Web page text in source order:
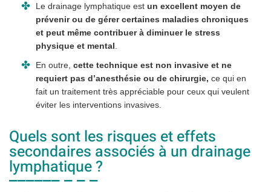
Le drainage lymphatique est un excellent moyen de
prévenir ou de gérer certaines maladies chroniques
et peut même contribuer à diminuer le stress
physique et mental
En outre, cette technique est non invasive et ne
requiert pas d’anesthésie ou de chirurgie, ce qui en
fait un traitement très appréciable pour ceux qui veulent
éviter les interventions invasives.
Quels sont les risques et effets
secondaires associés à un drainage
lymphatique ?